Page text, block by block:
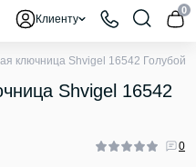
Клиенту
0
ключница Shvigel 16542 Голубой
Shvigel 16542
0